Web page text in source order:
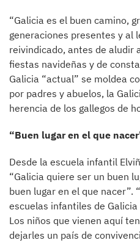
“Galicia es el buen camino,
generaciones presentes y al
reivindicado, antes de aludir
fiestas navideñas y de
Galicia “actual” se moldea
por padres y abuelos, la
herencia de los gallegos de
“Buen lugar en el que
Desde la escuela infantil
“Galicia quiere ser un buen
buen lugar en el que nacer”.
escuelas infantiles de
Los niños que vienen aquí
dejarles un país de